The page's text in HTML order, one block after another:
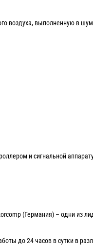
воздуха, выполненную в
и сигнальной
(Германия) – одни из
до 24 часов в сутки в